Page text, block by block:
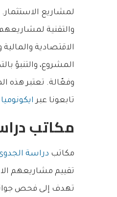
لمشاريع
والتقنية
الاقتصادية
المشروع، والتنبؤ
وفعّالة. تعتبر هذه
تابعونا عبر ايكونوميا
مكاتب
مكاتب دراسة
تقييم مشاريعهم
تهدف إلى فحص